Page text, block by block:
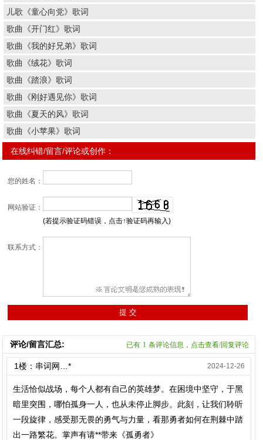
儿歌《童心向党》歌词
歌曲《开门红》歌词
歌曲《我的好兄弟》歌词
歌曲《绒花》歌词
歌曲《踏浪》歌词
歌曲《刚好遇见你》歌词
歌曲《夏天的风》歌词
歌曲《小苹果》歌词
在线纠错/留言/评论或创作：
您的姓名：
网站验证：
(若提示验证码错误，点击↑验证码再输入)
联系方式：
评论/留言汇总: 已有 1 条评论信息，点击查看/回复评论
2024-12-26
1楼：串词网…*
生活恰似战场，每个人都有自己的英雄梦。在困境中坚守，于黑
暗里突围，哪怕孤身一人，也从未停止脚步。此刻，让我们聆听
一段旋律，感受那无畏的勇气与力量，看那勇者如何在荆棘中踏
出一路繁花。掌声有请**带来《孤勇者》